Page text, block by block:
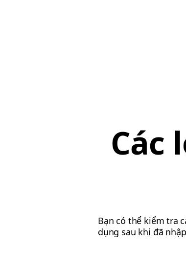
Các
Bạn có thể kiểm tra
dụng sau khi đã